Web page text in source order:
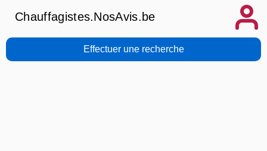
Chauffagistes.NosAvis.be
Effectuer une recherche